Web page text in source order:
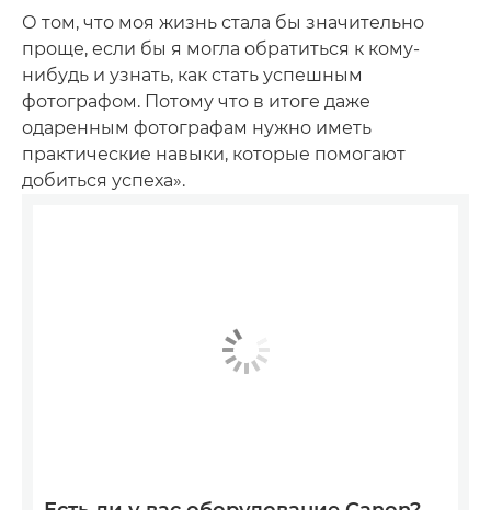
О том, что моя жизнь стала бы значительно
проще, если бы я могла обратиться к кому-
нибудь и узнать, как стать успешным
фотографом. Потому что в итоге даже
одаренным фотографам нужно иметь
практические навыки, которые помогают
добиться успеха».